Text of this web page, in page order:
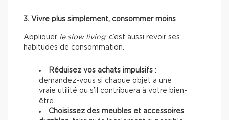
3. Vivre plus simplement, consommer moins
Appliquer le slow living, c’est aussi revoir ses
habitudes de consommation.
Réduisez vos achats impulsifs :
demandez-vous si chaque objet a une
vraie utilité ou s’il contribuera à votre bien-
être.
Choisissez des meubles et accessoires